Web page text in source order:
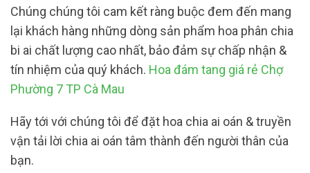
Chúng chúng tôi cam kết ràng buộc đem đến mang
lại khách hàng những dòng sản phẩm hoa phân chia
bi ai chất lượng cao nhất, bảo đảm sự chấp nhận &
tín nhiệm của quý khách. Hoa đám tang giá rẻ Chợ
Phường 7 TP Cà Mau
Hãy tới với chúng tôi để đặt hoa chia ai oán & truyền
vận tải lời chia ai oán tâm thành đến người thân của
bạn.